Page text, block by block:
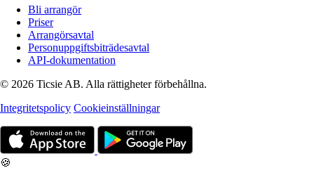
Bli arrangör
Priser
Arrangörsavtal
Personuppgiftsbiträdesavtal
API-dokumentation
© 2026 Ticsie AB. Alla rättigheter förbehållna.
Integritetspolicy Cookieinställningar
🍪